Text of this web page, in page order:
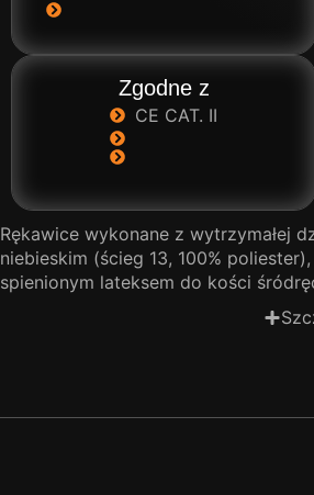
Zgodne z
CE CAT. II
Rękawice wykonane z wytrzymałej
niebieskim (ścieg 13, 100%
spienionym lateksem do kości